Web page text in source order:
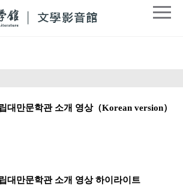
대만문학관 소개 영상（Korean version）
대만문학관 소개 영상 하이라이트